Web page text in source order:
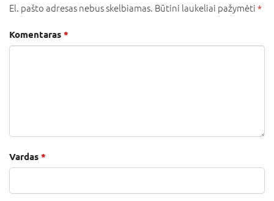
El. pašto adresas nebus skelbiamas. Būtini laukeliai pažymėti*
Komentaras *
Vardas *